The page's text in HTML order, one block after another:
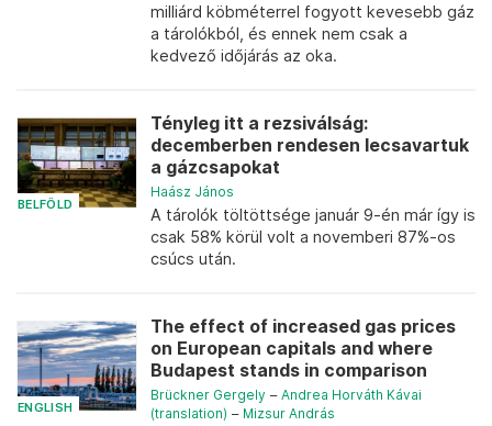
milliárd köbméterrel fogyott kevesebb gáz
a tárolókból, és ennek nem csak a
kedvező időjárás az oka.
BELFÖLD
Tényleg itt a rezsiválság:
decemberben rendesen lecsavartuk
a gázcsapokat
Haász János
A tárolók töltöttsége január 9-én már így is
csak 58% körül volt a novemberi 87%-os
csúcs után.
ENGLISH
The effect of increased gas prices
on European capitals and where
Budapest stands in comparison
Brückner Gergely – Andrea Horváth Kávai
(translation) – Mizsur András